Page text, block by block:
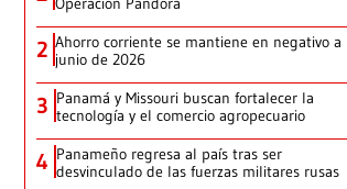
2 Ahorro corriente se mantiene en negativo a
junio de 2026
3 Panamá y Missouri buscan fortalecer la
tecnología y el comercio agropecuario
4 Panameño regresa al país tras ser
desvinculado de las fuerzas militares rusas